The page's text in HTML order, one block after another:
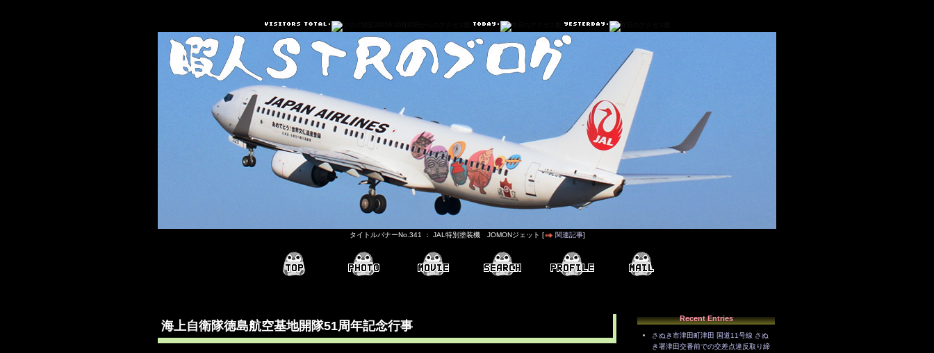
タイトルバナーNo.341 ： JAL特別塗装機 JOMONジェット [ 関連記事]
海上自衛隊徳島航空基地開隊51周年記念行事
Recent Entries
さぬき市津田町津田 国道11号線 さぬ
き署津田交番前での交差点違反取り締